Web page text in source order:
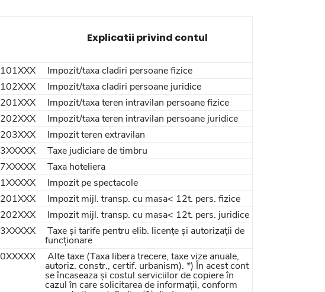
Explicatii privind contul
Impozit/taxa cladiri persoane fizice
Impozit/taxa cladiri persoane juridice
Impozit/taxa teren intravilan persoane fizice
Impozit/taxa teren intravilan persoane juridice
Impozit teren extravilan
Taxe judiciare de timbru
Taxa hoteliera
Impozit pe spectacole
Impozit mijl. transp. cu masa< 12t. pers. fizice
Impozit mijl. transp. cu masa< 12t. pers. juridice
Taxe și tarife pentru elib. licențe și autorizații de
funcționare
Alte taxe (Taxa libera trecere, taxe vize anuale,
autoriz. constr., certif. urbanism). *) În acest cont
se încaseaza și costul serviciilor de copiere în
cazul în care solicitarea de informații, conform